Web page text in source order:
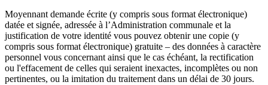
Moyennant demande écrite (y compris sous format électronique)
datée et signée, adressée à l’Administration communale et la
justification de votre identité vous pouvez obtenir une copie (y
compris sous format électronique) gratuite – des données à caractère
personnel vous concernant ainsi que le cas échéant, la rectification
ou l'effacement de celles qui seraient inexactes, incomplètes ou non
pertinentes, ou la imitation du traitement dans un délai de 30 jours.